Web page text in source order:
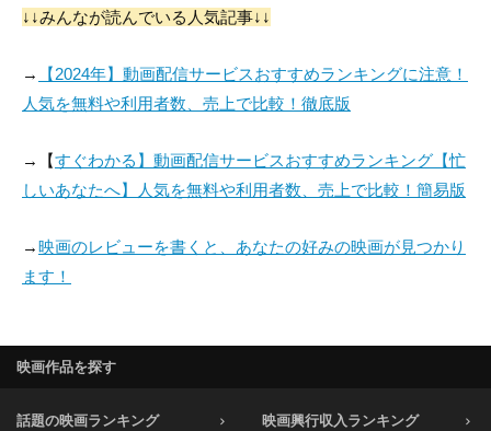
↓↓みんなが読んでいる人気記事↓↓
→
【2024年】動画配信サービスおすすめランキングに注意！
人気を無料や利用者数、売上で比較！徹底版
→【すぐわかる】動画配信サービスおすすめランキング【忙
しいあなたへ】人気を無料や利用者数、売上で比較！簡易版
→映画のレビューを書くと、あなたの好みの映画が見つかり
ます！
映画作品を探す
話題の映画ランキング 映画興行収入ランキング